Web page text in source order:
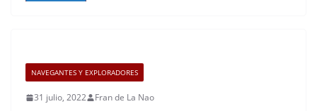
NAVEGANTES Y EXPLORADORES
31 julio, 2022 Fran de La Nao